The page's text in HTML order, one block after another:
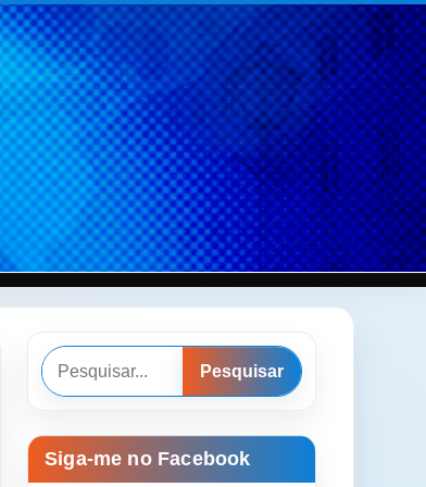
Pesquisar
Pesquisar
Siga-me no Facebook